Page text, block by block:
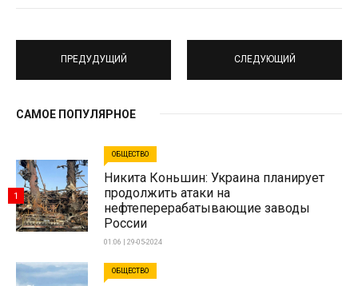
ПРЕДУДУЩИЙ СЛЕДУЮЩИЙ
САМОЕ ПОПУЛЯРНОЕ
ОБЩЕСТВО
Никита Коньшин: Украина планирует
продолжить атаки на
нефтеперерабатывающие заводы
России
01:06 | 29-05-2024
1
ОБЩЕСТВО